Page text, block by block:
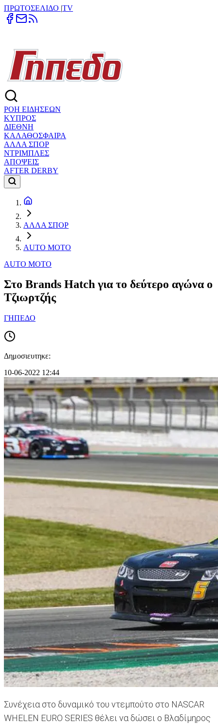
ΠΡΩΤΟΣΕΛΙΔΟ |TV
ΡΟΗ ΕΙΔΗΣΕΩΝ
ΚΥΠΡΟΣ
ΔΙΕΘΝΗ
ΚΑΛΑΘΟΣΦΑΙΡΑ
ΑΛΛΑ ΣΠΟΡ
ΝΤΡΙΜΠΛΕΣ
ΑΠΟΨΕΙΣ
AFTER DERBY
ΑΛΛΑ ΣΠΟΡ
AUTO MOTO
AUTO MOTO
Στο Brands Hatch για το δεύτερο αγώνα ο
Τζιωρτζής
ΓΗΠΕΔΟ
Δημοσιευτηκε:
10-06-2022 12:44
Συνέχεια στο δυναμικό του ντεμπούτο στο NASCAR
WHELEN EURO SERIES θέλει να δώσει ο Βλαδίμηρος